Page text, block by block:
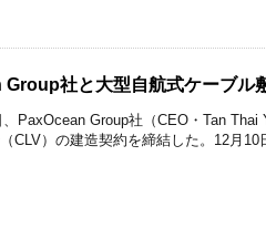
社と大型自航式ケーブル
PaxOcean Group社（CEO・Tan Thai
CLV）の建造契約を締結した。12月10